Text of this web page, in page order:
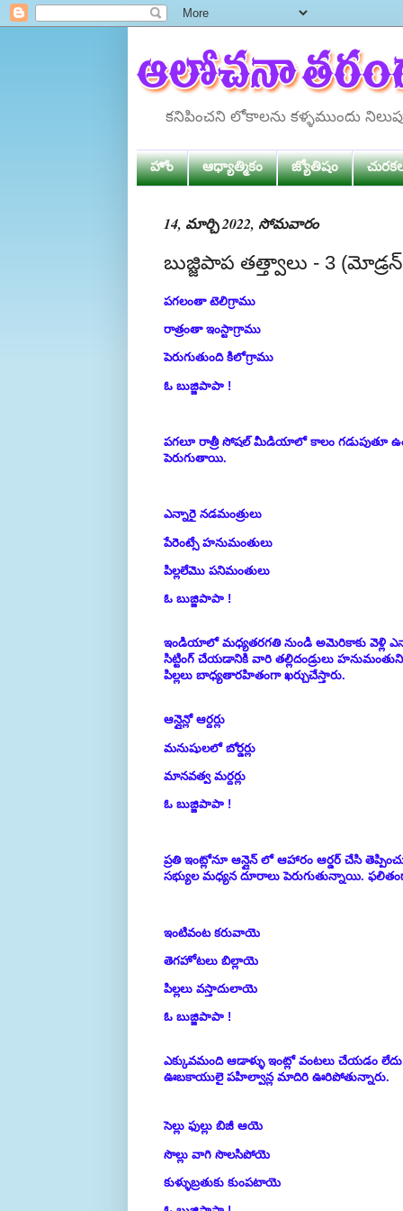
కనిపించని లోకాలను కళ్ళముందు
హోం ఆధ్యాత్మికం జ్యోతిషం
14, మార్చి 2022, సోమవారం
బుజ్జిపాప తత్త్వాలు - 3
పగలంతా టెలిగ్రాము
రాత్రంతా ఇంస్టాగ్రాము
పెరుగుతుంది కిలోగ్రాము
ఓ బుజ్జిపాపా !
పగలూ రాత్రీ సోషల్ మీడియాలో కాలం గడుపుతూ
పెరుగుతాయి.
ఎన్నారై నడమంత్రులు
పేరెంట్సే హనుమంతులు
పిల్లలేమొ పనిమంతులు
ఓ బుజ్జిపాపా !
ఇండియాలో మధ్యతరగతి నుండి అమెరికాకు వెళ్లి
సిట్టింగ్ చేయడానికి వారి తల్లిదండ్రులు
పిల్లలు బాధ్యతారహితంగా ఖర్చుచేస్తారు.
ఆన్లైన్లో ఆర్దర్లు
మనుషులలో బోర్డర్లు
మానవత్వ మర్దర్లు
ఓ బుజ్జిపాపా !
ప్రతి ఇంట్లోనూ ఆన్లైన్ లో ఆహారం ఆర్డర్ చేసి
సభ్యుల మధ్యన దూరాలు పెరుగుతున్నాయి.
ఇంటివంట కరువాయె
తెగహోటలు బిల్లాయె
పిల్లలు వస్తాదులాయె
ఓ బుజ్జిపాపా !
ఎక్కువమంది ఆడాళ్ళు ఇంట్లో వంటలు చేయడం
ఊబకాయులై పహిల్వాన్ల మాదిరి ఊరిపోతున్నారు.
సెల్లు ఫుల్లు బిజీ ఆయె
సొల్లు వాగి సొలసిపోయె
కుళ్ళుబ్రతుకు కుంపటాయె